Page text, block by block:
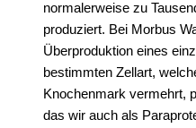
normalerweise zu
produziert. Bei Morbus
Überproduktion eines
bestimmten Zellart,
Knochenmark vermehrt,
das wir auch als